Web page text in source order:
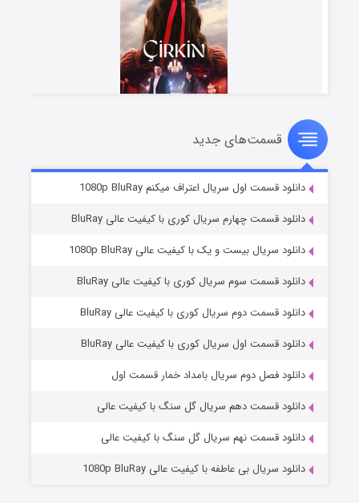
سریال زشت
قسمت۲ (زیرنویس) منتشر شد
مردگان متحرک: شهر مرده ۳
قسمت۲ (زیرنویس) منتشر شد
قسمت‌های جدید
دانلود قسمت اول سریال اعتراف میکنم 1080p BluRay
دانلود قسمت چهارم سریال کوری با کیفیت عالی BluRay
دانلود سریال بیست و یک با کیفیت عالی 1080p BluRay
دانلود قسمت سوم سریال کوری با کیفیت عالی BluRay
دانلود قسمت دوم سریال کوری با کیفیت عالی BluRay
دانلود قسمت اول سریال کوری با کیفیت عالی BluRay
دانلود فصل دوم سریال بامداد خمار قسمت اول
دانلود قسمت دهم سریال گل سنگ با کیفیت عالی
دانلود قسمت نهم سریال گل سنگ با کیفیت عالی
دانلود سریال بی عاطفه با کیفیت عالی 1080p BluRay